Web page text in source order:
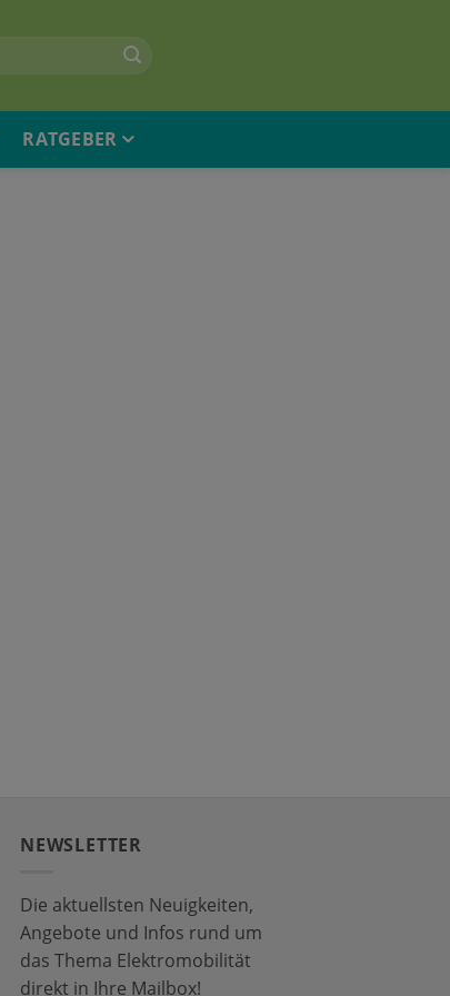
RATGEBER
NEWSLETTER
Die aktuellsten Neuigkeiten,
Angebote und Infos rund um
das Thema Elektromobilität
direkt in Ihre Mailbox!